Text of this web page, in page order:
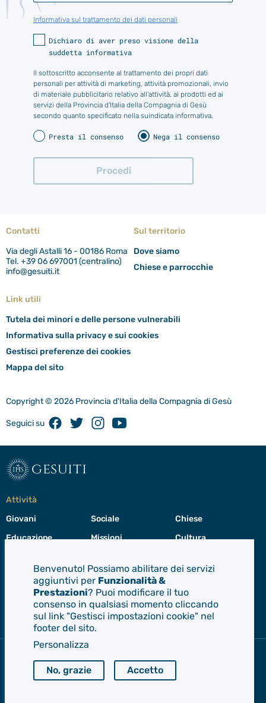
Informativa sul trattamento dei dati personali
Dichiaro di aver preso visione della
suddetta informativa
Il sottoscritto acconsente al trattamento dei propri dati
personali per attività di marketing, attività promozionali, invio
di materiale pubblicitario relativo all’attività, ai prodotti ed ai
servizi della Provincia d'Italia della Compagnia di Gesù
secondo quanto specificato nella suindicata informativa.
Presta il consenso Nega il consenso
Contatti
Via degli Astalli 16 - 00186 Roma
Tel. +39 06 697001 (centralino)
info@gesuiti.it
Sul territorio
Dove siamo
Chiese e parrocchie
Link utili
Tutela dei minori e delle persone vulnerabili
Informativa sulla privacy e sui cookies
Gestisci preferenze dei cookies
Mappa del sito
Copyright © 2026 Provincia d'Italia della Compagnia di Gesù
Seguici su FacebookTwitterInstagramYoutube
gesuiti
Attività
Giovani
Educazione
Sociale
Missioni
Chiese
Cultura
Leadership
Gesuiti
Menù
di
navigazione
del
footer
CEP - Conferenza delle Province Europee
Benvenuto! Possiamo abilitare dei servizi
aggiuntivi per Funzionalità &
Prestazioni? Puoi modificare il tuo
consenso in qualsiasi momento cliccando
sul link "Gestisci impostazioni cookie" nel
footer del sito.
Personalizza
No, grazie Accetto